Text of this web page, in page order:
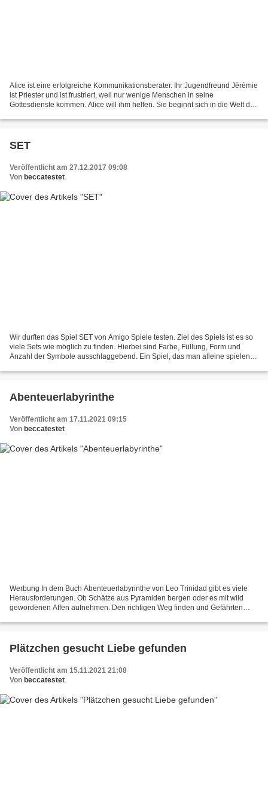
Alice ist eine erfolgreiche Kommunikationsberater. Ihr Jugendfreund Jèrèmie
ist Priester und ist frustriert, weil nur wenige Menschen in seine
Gottesdienste kommen. Alice will ihm helfen. Sie beginnt sich in die Welt der
SET
Veröffentlicht am 27.12.2017 09:08
Von beccatestet
Wir durften das Spiel SET von Amigo Spiele testen. Ziel des Spiels ist es so
viele Sets wie möglich zu finden. Hierbei sind Farbe, Füllung, Form und
Anzahl der Symbole ausschlaggebend. Ein Spiel, das man alleine spielen
Abenteuerlabyrinthe
Veröffentlicht am 17.11.2021 09:15
Von beccatestet
Werbung In dem Buch Abenteuerlabyrinthe von Leo Trinidad gibt es viele
Herausforderungen. Ob Schätze aus Pyramiden bergen oder es mit wild
gewordenen Affen aufnehmen. Den richtigen Weg finden und Gefährten
Plätzchen gesucht Liebe gefunden
Veröffentlicht am 15.11.2021 21:08
Von beccatestet